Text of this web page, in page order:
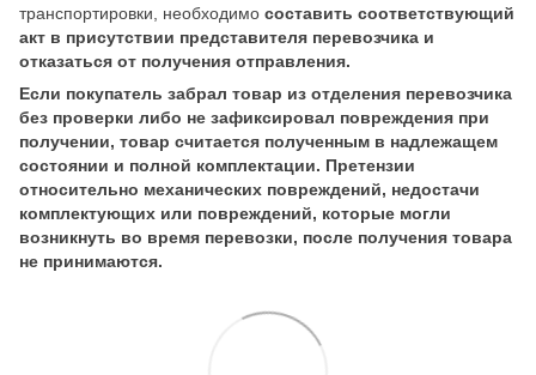
транспортировки, необходимо составить соответствующий
акт в присутствии представителя перевозчика и
отказаться от получения отправления.
Если покупатель забрал товар из отделения перевозчика
без проверки либо не зафиксировал повреждения при
получении, товар считается полученным в надлежащем
состоянии и полной комплектации. Претензии
относительно механических повреждений, недостачи
комплектующих или повреждений, которые могли
возникнуть во время перевозки, после получения товара
не принимаются.